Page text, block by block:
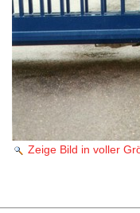
Zeige Bild in voller